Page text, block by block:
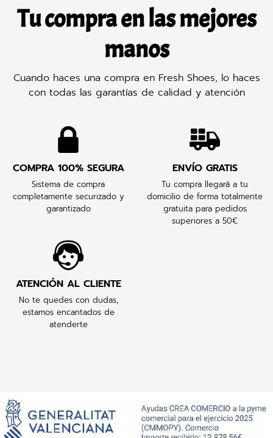
Tu compra en las mejores
manos
Cuando haces una compra en Fresh Shoes, lo haces
con todas las garantías de calidad y atención
COMPRA 100% SEGURA
Sistema de compra
completamente securizado y
garantizado
ENVÍO GRATIS
Tu compra llegará a tu
domicilio de forma totalmente
gratuita para pedidos
superiores a 50€
ATENCIÓN AL CLIENTE
No te quedes con dudas,
estamos encantados de
atenderte